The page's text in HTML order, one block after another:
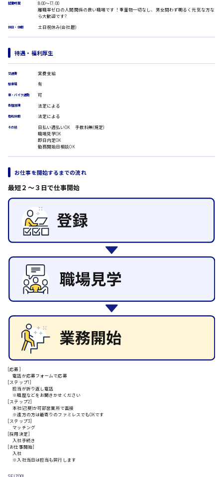
経理事務
IT・クリエイティブ系
校正・編集
システムエンジニア
プログラマー
カスタマーエンジニア
販売・サービス・フード系
レジ
接客
調理
洗い場
営業
ラウンダー営業
施設管理・整備
清掃
施工管理
自動車整備士
広島市安佐南区
広島市安佐北区
広島市安芸区
廿日市市
呉市
東広島市
安芸高田市
山県郡
安芸太田町
安芸郡
山口県
時給1500円以上
時給制すべて
日給8000円～
日給9000円～
日給10000円以上
就業時間
8:00〜17:00
離職率ゼロの人間関係の良い職場です！重量物一切なし、男女問わず明るく元気な方な
ら大歓迎です?
休日・休暇 土日祝休み(会社暦)
待遇・福利厚生
交通費 実費支給
駐車場 有
車・バイク通勤 可
各種保険 法定による
有給休暇 法定による
その他
日払い週払いOK 手数料無(規定)
職場見学OK
即日内定OK
勤務開始日相談OK
お仕事を開始するまでの流れ
最短２〜３日で仕事開始
[応募]
電話か応募フォームで応募
[ステップ1]
担当が折り返し電話
※職歴などをお聞きかせください
[ステップ2]
本社(己斐)か可部営業所で面接
※遠方の方は最寄りのファミレスでもOKです
[ステップ3]
マッチング
[採用決定]
入社手続き
[お仕事開始]
入社
※入社当日は担当も同行します